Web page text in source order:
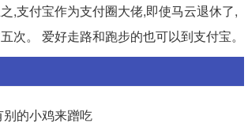
,支付宝作为支付圈大佬,即使马云退休了,
。 爱好走路和跑步的也可以到支付宝。
的小鸡来蹭吃